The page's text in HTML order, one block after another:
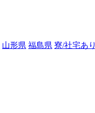
山形県 福島県 寮/社宅あり